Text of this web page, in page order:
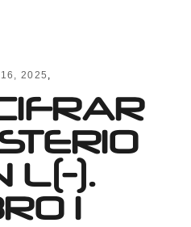
2025
L(-).
1